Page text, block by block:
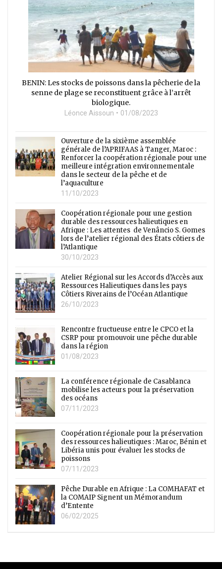
BENIN: Les stocks de poissons dans la pêcherie de la
senne de plage se reconstituent grâce à l’arrêt
biologique.
Léonce Aissoun 01/08/2023
Ouverture de la sixième assemblée
générale de l’APRIFAAS à Tanger, Maroc :
Renforcer la coopération régionale pour une
meilleure intégration environnementale
dans le secteur de la pêche et de
l’aquaculture
11/10/2023
Coopération régionale pour une gestion
durable des ressources halieutiques en
Afrique : Les attentes de Venâncio S. Gomes
lors de l’atelier régional des États côtiers de
l’Atlantique
30/10/2023
Atelier Régional sur les Accords d’Accès aux
Ressources Halieutiques dans les pays
Côtiers Riverains de l’Océan Atlantique
26/10/2023
Rencontre fructueuse entre le CPCO et la
CSRP pour promouvoir une pêche durable
dans la région
01/08/2023
La conférence régionale de Casablanca
mobilise les acteurs pour la préservation
des océans
07/11/2023
Coopération régionale pour la préservation
des ressources halieutiques : Maroc, Bénin et
Libéria unis pour évaluer les stocks de
poissons
07/11/2023
Pêche Durable en Afrique : La COMHAFAT et
la COMAIP Signent un Mémorandum
d’Entente
06/02/2025